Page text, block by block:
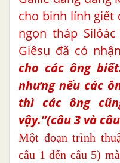
cho binh lính giết
ngọn tháp
Giêsu đã có
cho các ông
nhưng nếu các
thì các ông
vậy.”(câu 3 và
Một đoạn trình
câu 1 đến câu 5)